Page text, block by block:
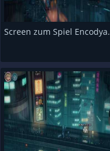
Screen zum Spiel Encodya.